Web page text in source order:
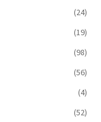
(24)
(19)
(98)
(56)
(4)
(52)